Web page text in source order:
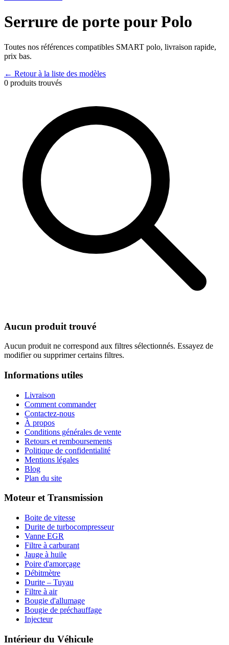
Serrure de porte pourPolo
Toutes nos références compatibles SMART polo, livraison rapide,
prix bas.
← Retour à la liste des modèles
0 produits trouvés
Aucun produit trouvé
Aucun produit ne correspond aux filtres sélectionnés. Essayez de
modifier ou supprimer certains filtres.
Informations utiles
Livraison
Comment commander
Contactez-nous
À propos
Conditions générales de vente
Retours et remboursements
Politique de confidentialité
Mentions légales
Blog
Plan du site
Moteur et Transmission
Boite de vitesse
Durite de turbocompresseur
Vanne EGR
Filtre à carburant
Jauge à huile
Poire d'amorçage
Débitmètre
Durite – Tuyau
Filtre à air
Bougie d'allumage
Bougie de préchauffage
Injecteur
Intérieur du Véhicule